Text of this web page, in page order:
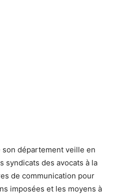
son département veille en
syndicats des avocats à la
de communication pour
imposées et les moyens à